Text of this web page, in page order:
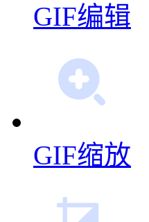
GIF编辑
GIF缩放